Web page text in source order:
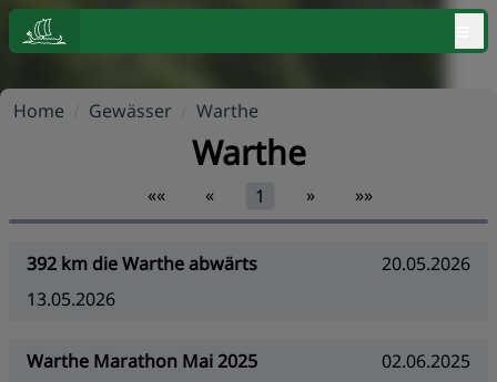
Home Gewässer Warthe
Warthe
«« « 1 » »»
392 km die Warthe abwärts
20.05.2026
13.05.2026
Warthe Marathon Mai 2025
02.06.2025